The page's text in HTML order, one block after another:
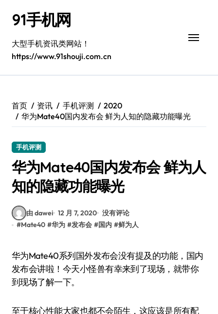
91手机网
大型手机资讯类网站！
https://www.91shouji.com.cn
首页 资讯 手机评测
2020
华为Mate40国内发布会 鲜为人知的隐藏功能曝光
手机评测
华为Mate40国内发布会 鲜为人
知的隐藏功能曝光
由 dawei 12 月 7, 2020 没有评论
#Mate40 #华为 #发布会 #国内 #鲜为人
华为Mate40系列国外发布会没有提及的功能，国内
发布会讲啦！今天小怪兽有幸来到了现场，就带你
到现场了解一下。
至于核心性能大家也都不会陌生，这应该是所有配